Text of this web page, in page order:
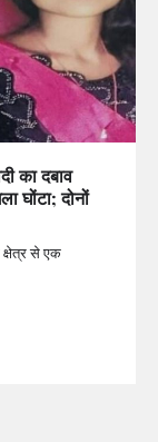
का दबाव
घोंटा; दोनों
से एक